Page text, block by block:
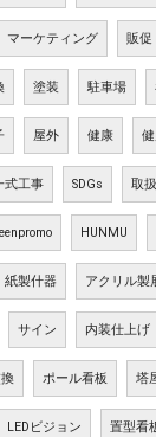
マーケティング 販促
塗装 駐車場
屋外 健康
式工事 SDGs 取
HUNMU
紙製什器 アクリル製
サイン 内装仕上げ
ポール看板 塔
LEDビジョン 置型看